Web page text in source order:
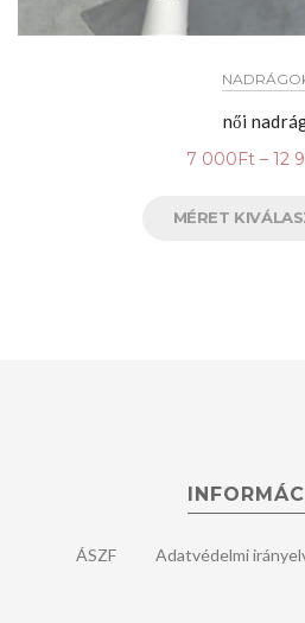
női
7 000Ft – 12
MÉRET
ÁSZF Adatvédelmi